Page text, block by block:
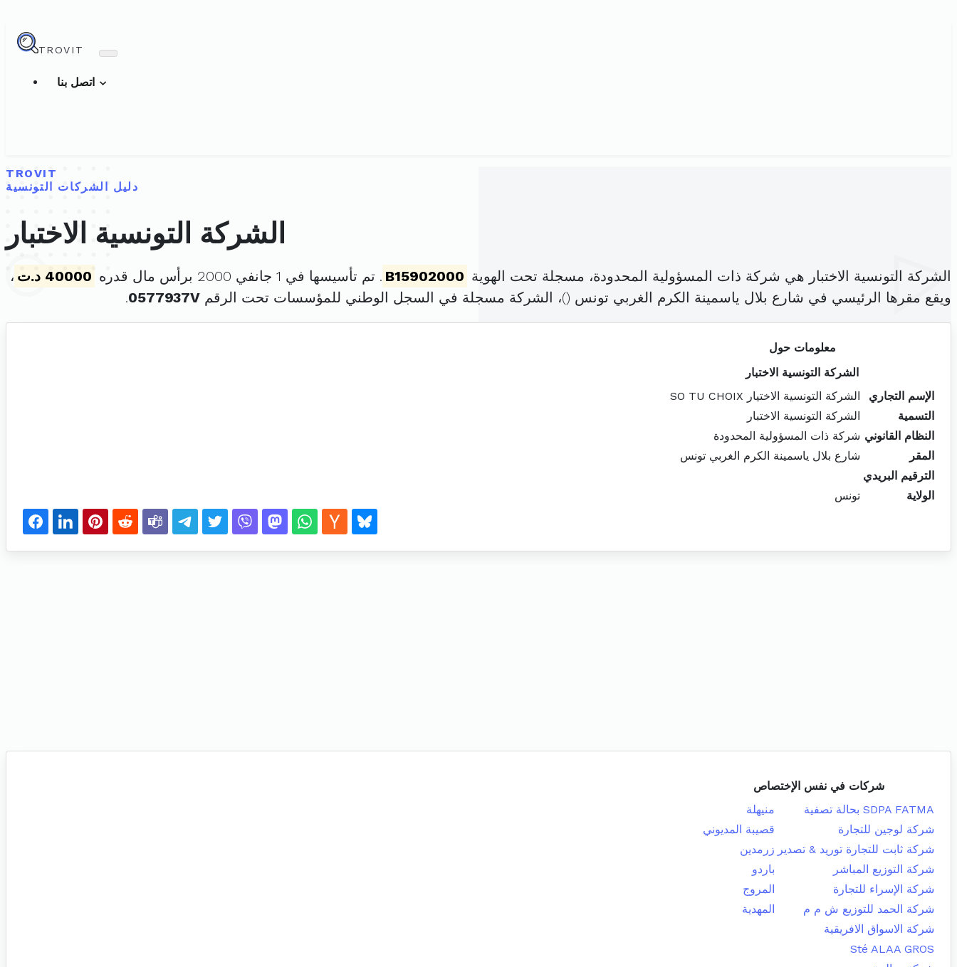
TROVIT
TROVIT
دليل الشركات التونسية
الشركة التونسية الاختبار
الشركة التونسية الاختبار هي شركة ذات المسؤولية المحدودة، مسجلة تحت الهوية B15902000 . تم تأسيسها في 1 جانفي 2000 برأس مال قدره 40000 د.ت
،
ويقع مقرها الرئيسي في شارع بلال ياسمينة الكرم الغربي تونس ()، الشركة مسجلة في السجل الوطني للمؤسسات تحت الرقم 0577937V
.
معلومات حول
الشركة التونسية الاختبار
الإسم التجاري
الشركة التونسية الاختيار SO TU CHOIX
التسمية
الشركة التونسية الاختبار
النظام القانوني شركة ذات المسؤولية المحدودة
المقر
شارع بلال ياسمينة الكرم الغربي تونس
الترقيم البريدي
الولاية
تونس
شركات في نفس الإختصاص
SDPA FATMA بحالة تصفية
منيهلة
شركة لوجين للتجارة
قصيبة المديوني
شركة ثابت للتجارة توريد & تصدير زرمدين
شركة التوزيع المباشر
باردو
شركة الإسراء للتجارة
المروج
شركة الحمد للتوزيع ش م م
المهدية
شركة الاسواق الافريقية
Sté ALAA GROS